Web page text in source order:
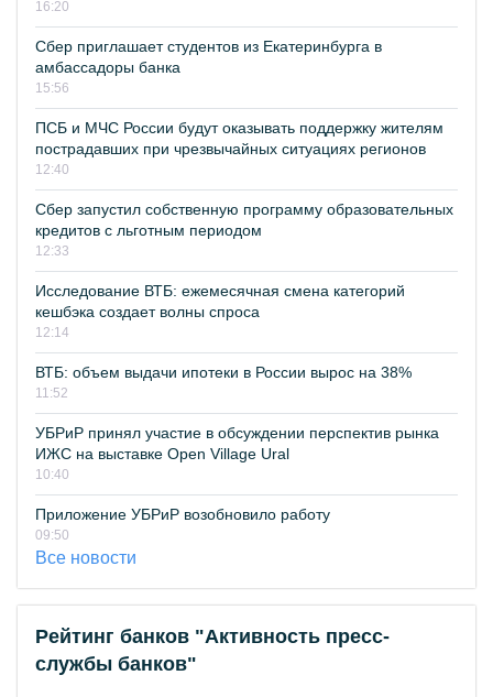
16:20
Сбер приглашает студентов из Екатеринбурга в
амбассадоры банка
15:56
ПСБ и МЧС России будут оказывать поддержку жителям
пострадавших при чрезвычайных ситуациях регионов
12:40
Сбер запустил собственную программу образовательных
кредитов с льготным периодом
12:33
Исследование ВТБ: ежемесячная смена категорий
кешбэка создает волны спроса
12:14
ВТБ: объем выдачи ипотеки в России вырос на 38%
11:52
УБРиР принял участие в обсуждении перспектив рынка
ИЖС на выставке Open Village Ural
10:40
Приложение УБРиР возобновило работу
09:50
Все новости
Рейтинг банков "Активность пресс-
службы банков"